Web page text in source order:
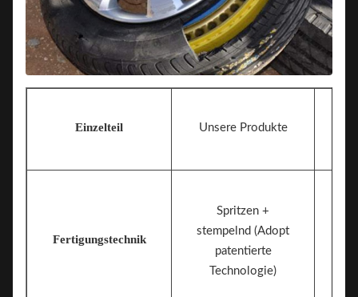
Einzelteil Unsere Produkte
Fertigungstechnik
Spritzen +
stempelnd (Adopt
patentierte
Technologie)